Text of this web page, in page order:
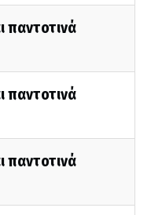
παντοτινά
παντοτινά
παντοτινά